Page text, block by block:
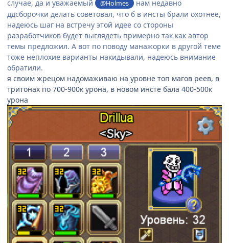
случае, да и уважаемый @Holmes
нам недавно
ддсборочки делать советовал, что б в инсты брали охотнее,
надеюсь шаг на встречу этой идее со стороны
разработчиков будет выглядеть примерно так как автор
темы предложил. А вот по поводу манажорки в другой теме
тоже неплохие варианты накидывали, надеюсь внимание
обратили.
я своим жрецом надомаживаю на уровне топ магов реев, в
тритонах по 700-900к урона, в новом инсте бала 400-500к
урона